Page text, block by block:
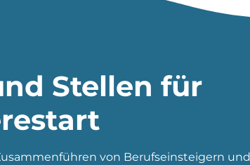
Stellen für
von Berufseinsteigern und